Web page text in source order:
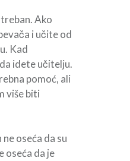
Ako
i učite od
Kad
idete učitelju.
pomoć, ali
više biti
oseća da su
oseća da je